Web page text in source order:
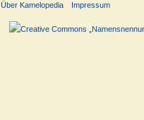
Über Kamelopedia Impressum